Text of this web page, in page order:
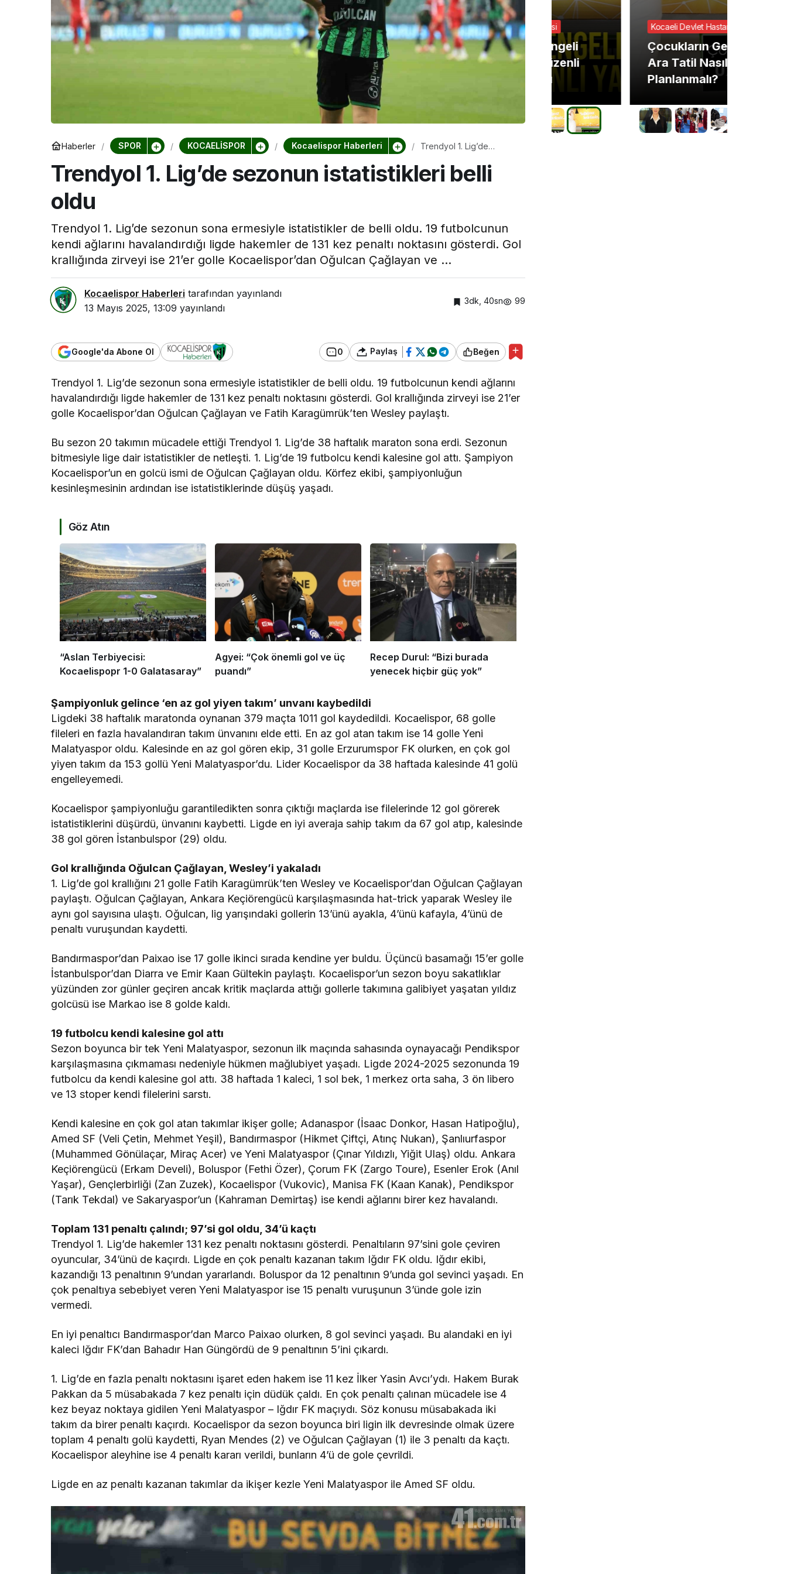
Haberler SPOR KOCAELİSPOR Kocaelispor Haberleri
Trendyol 1. Lig’de
Trendyol 1. Lig’de sezonun istatistikleri belli
oldu
Trendyol 1. Lig’de sezonun sona ermesiyle istatistikler de belli oldu. 19 futbolcunun
kendi ağlarını havalandırdığı ligde hakemler de 131 kez penaltı noktasını gösterdi. Gol
krallığında zirveyi ise 21’er golle Kocaelispor’dan Oğulcan Çağlayan ve ...
Kocaelispor Haberleri tarafından yayınlandı
13 Mayıs 2025, 13:09 yayınlandı
3dk, 40sn 99
Google'da Abone Ol 0 Paylaş Beğen
Trendyol 1. Lig’de sezonun sona ermesiyle istatistikler de belli oldu. 19 futbolcunun kendi ağlarını
havalandırdığı ligde hakemler de 131 kez penaltı noktasını gösterdi. Gol krallığında zirveyi ise 21’er
golle Kocaelispor’dan Oğulcan Çağlayan ve Fatih Karagümrük’ten Wesley paylaştı.
Bu sezon 20 takımın mücadele ettiği Trendyol 1. Lig’de 38 haftalık maraton sona erdi. Sezonun
bitmesiyle lige dair istatistikler de netleşti. 1. Lig’de 19 futbolcu kendi kalesine gol attı. Şampiyon
Kocaelispor’un en golcü ismi de Oğulcan Çağlayan oldu. Körfez ekibi, şampiyonluğun
kesinleşmesinin ardından ise istatistiklerinde düşüş yaşadı.
Göz Atın
“Aslan Terbiyecisi:
Kocaelispopr 1-0 Galatasaray”
Agyei: “Çok önemli gol ve üç
puandı”
Recep Durul: “Bizi burada
yenecek hiçbir güç yok”
Şampiyonluk gelince ‘en az gol yiyen takım’ unvanı kaybedildi
Ligdeki 38 haftalık maratonda oynanan 379 maçta 1011 gol kaydedildi. Kocaelispor, 68 golle
fileleri en fazla havalandıran takım ünvanını elde etti. En az gol atan takım ise 14 golle Yeni
Malatyaspor oldu. Kalesinde en az gol gören ekip, 31 golle Erzurumspor FK olurken, en çok gol
yiyen takım da 153 gollü Yeni Malatyaspor’du. Lider Kocaelispor da 38 haftada kalesinde 41 golü
engelleyemedi.
Kocaelispor şampiyonluğu garantiledikten sonra çıktığı maçlarda ise filelerinde 12 gol görerek
istatistiklerini düşürdü, ünvanını kaybetti. Ligde en iyi averaja sahip takım da 67 gol atıp, kalesinde
38 gol gören İstanbulspor (29) oldu.
Gol krallığında Oğulcan Çağlayan, Wesley’i yakaladı
1. Lig’de gol krallığını 21 golle Fatih Karagümrük’ten Wesley ve Kocaelispor’dan Oğulcan Çağlayan
paylaştı. Oğulcan Çağlayan, Ankara Keçiörengücü karşılaşmasında hat-trick yaparak Wesley ile
aynı gol sayısına ulaştı. Oğulcan, lig yarışındaki gollerin 13’ünü ayakla, 4’ünü kafayla, 4’ünü de
penaltı vuruşundan kaydetti.
Bandırmaspor’dan Paixao ise 17 golle ikinci sırada kendine yer buldu. Üçüncü basamağı 15’er golle
İstanbulspor’dan Diarra ve Emir Kaan Gültekin paylaştı. Kocaelispor’un sezon boyu sakatlıklar
yüzünden zor günler geçiren ancak kritik maçlarda attığı gollerle takımına galibiyet yaşatan yıldız
golcüsü ise Markao ise 8 golde kaldı.
19 futbolcu kendi kalesine gol attı
Sezon boyunca bir tek Yeni Malatyaspor, sezonun ilk maçında sahasında oynayacağı Pendikspor
karşılaşmasına çıkmaması nedeniyle hükmen mağlubiyet yaşadı. Ligde 2024-2025 sezonunda 19
futbolcu da kendi kalesine gol attı. 38 haftada 1 kaleci, 1 sol bek, 1 merkez orta saha, 3 ön libero
ve 13 stoper kendi filelerini sarstı.
Kendi kalesine en çok gol atan takımlar ikişer golle; Adanaspor (İsaac Donkor, Hasan Hatipoğlu),
Amed SF (Veli Çetin, Mehmet Yeşil), Bandırmaspor (Hikmet Çiftçi, Atınç Nukan), Şanlıurfaspor
(Muhammed Gönülaçar, Miraç Acer) ve Yeni Malatyaspor (Çınar Yıldızlı, Yiğit Ulaş) oldu. Ankara
Keçiörengücü (Erkam Develi), Boluspor (Fethi Özer), Çorum FK (Zargo Toure), Esenler Erok (Anıl
Yaşar), Gençlerbirliği (Zan Zuzek), Kocaelispor (Vukovic), Manisa FK (Kaan Kanak), Pendikspor
(Tarık Tekdal) ve Sakaryaspor’un (Kahraman Demirtaş) ise kendi ağlarını birer kez havalandı.
Toplam 131 penaltı çalındı; 97’si gol oldu, 34’ü kaçtı
Trendyol 1. Lig’de hakemler 131 kez penaltı noktasını gösterdi. Penaltıların 97’sini gole çeviren
oyuncular, 34’ünü de kaçırdı. Ligde en çok penaltı kazanan takım Iğdır FK oldu. Iğdır ekibi,
kazandığı 13 penaltının 9’undan yararlandı. Boluspor da 12 penaltının 9’unda gol sevinci yaşadı. En
çok penaltıya sebebiyet veren Yeni Malatyaspor ise 15 penaltı vuruşunun 3’ünde gole izin
vermedi.
En iyi penaltıcı Bandırmaspor’dan Marco Paixao olurken, 8 gol sevinci yaşadı. Bu alandaki en iyi
kaleci Iğdır FK’dan Bahadır Han Güngördü de 9 penaltının 5’ini çıkardı.
1. Lig’de en fazla penaltı noktasını işaret eden hakem ise 11 kez İlker Yasin Avcı’ydı. Hakem Burak
Pakkan da 5 müsabakada 7 kez penaltı için düdük çaldı. En çok penaltı çalınan mücadele ise 4
kez beyaz noktaya gidilen Yeni Malatyaspor – Iğdır FK maçıydı. Söz konusu müsabakada iki
takım da birer penaltı kaçırdı. Kocaelispor da sezon boyunca biri ligin ilk devresinde olmak üzere
toplam 4 penaltı golü kaydetti, Ryan Mendes (2) ve Oğulcan Çağlayan (1) ile 3 penaltı da kaçtı.
Kocaelispor aleyhine ise 4 penaltı kararı verildi, bunların 4’ü de gole çevrildi.
Ligde en az penaltı kazanan takımlar da ikişer kezle Yeni Malatyaspor ile Amed SF oldu.
Kocaeli Devlet Hastanesi
Kocaeli Devlet
Hastanesi’nde Emzirme
Kocaeli Devlet Hastanesi
Ramazan’da Dengeli
Beslenme ve Düzenli
Kocaeli Devlet Hastanesi
Çocukların Gelişimi İçin
Ara Tatil Nasıl
Planlanmalı?